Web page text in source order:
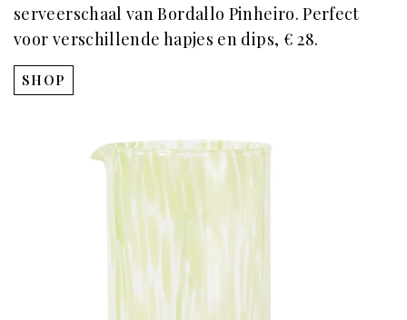
serveerschaal van Bordallo Pinheiro. Perfect
voor verschillende hapjes en dips, € 28.
SHOP